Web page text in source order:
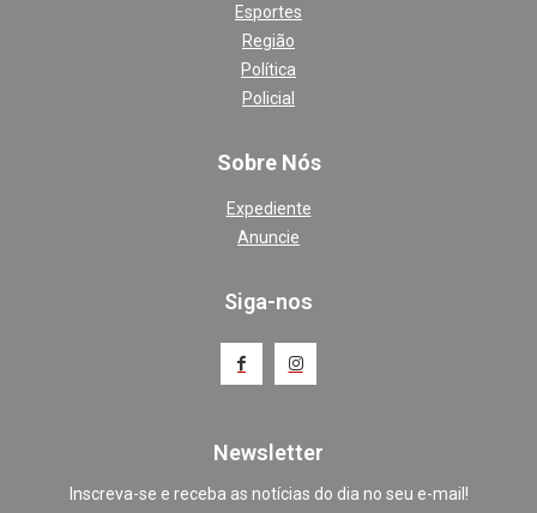
Esportes
Região
Política
Policial
Sobre Nós
Expediente
Anuncie
Siga-nos
Newsletter
Inscreva-se e receba as notícias do dia no seu e-mail!